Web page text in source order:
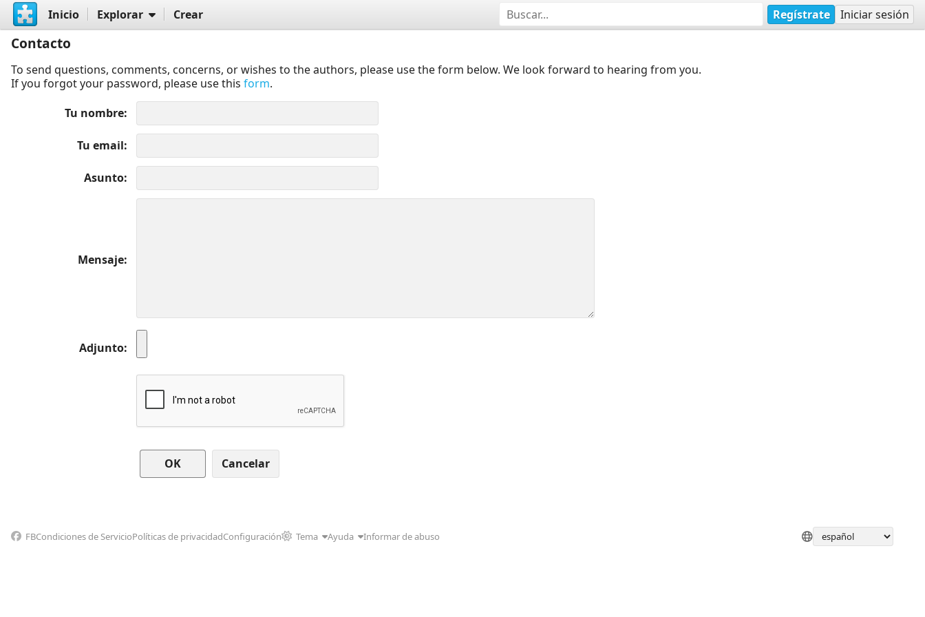
Inicio Explorar Crear Regístrate Iniciar sesión
Contacto
To send questions, comments, concerns, or wishes to the authors, please use the form below. We look forward to hearing from you.
If you forgot your password, please use this form.
Tu nombre
Tu email
Asunto
Mensaje
Adjunto
Cancelar
FBCondiciones de ServicioPolíticas de privacidadConfiguración Tema Ayuda Informar de abuso